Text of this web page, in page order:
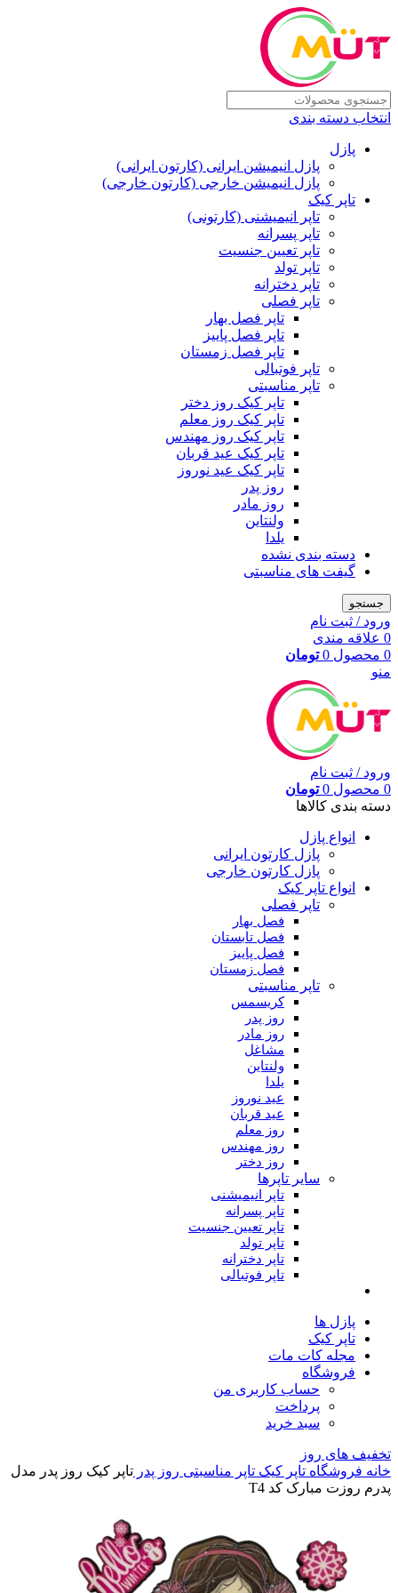
انتخاب دسته بندی
پازل
پازل انیمیشن ایرانی (کارتون ایرانی)
پازل انیمیشن خارجی (کارتون خارجی)
تاپر کیک
تاپر انیمیشنی (کارتونی)
تاپر پسرانه
تاپر تعیین جنسیت
تاپر تولد
تاپر دخترانه
تاپر فصلی
تاپر فصل بهار
تاپر فصل پاییز
تاپر فصل زمستان
تاپر فوتبالی
تاپر مناسبتی
تاپر کیک روز دختر
تاپر کیک روز معلم
تاپر کیک روز مهندس
تاپر کیک عید قربان
تاپر کیک عید نوروز
روز پدر
روز مادر
ولنتاین
یلدا
دسته بندی نشده
گیفت های مناسبتی
جستجو
ورود / ثبت نام
0 علاقه مندی
0 محصول 0 تومان
منو
ورود / ثبت نام
0 محصول 0 تومان
دسته بندی کالاها
انواع پازل
پازل کارتون ایرانی
پازل کارتون خارجی
انواع تاپر کیک
تاپر فصلی
فصل بهار
فصل تابستان
فصل پاییز
فصل زمستان
تاپر مناسبتی
کریسمس
روز پدر
روز مادر
مشاغل
ولنتاین
یلدا
عید نوروز
عید قربان
روز معلم
روز مهندس
روز دختر
سایر تاپرها
تاپر انیمیشنی
تاپر پسرانه
تاپر تعیین جنسیت
تاپر تولد
تاپر دخترانه
تاپر فوتبالی
پازل ها
تاپر کیک
مجله کات مات
فروشگاه
حساب کاربری من
پرداخت
سبد خرید
تخفیف های روز
خانه فروشگاه تاپر کیک تاپر مناسبتی روز پدر تاپر کیک روز پدر مدل
پدرم روزت مبارک کد T4